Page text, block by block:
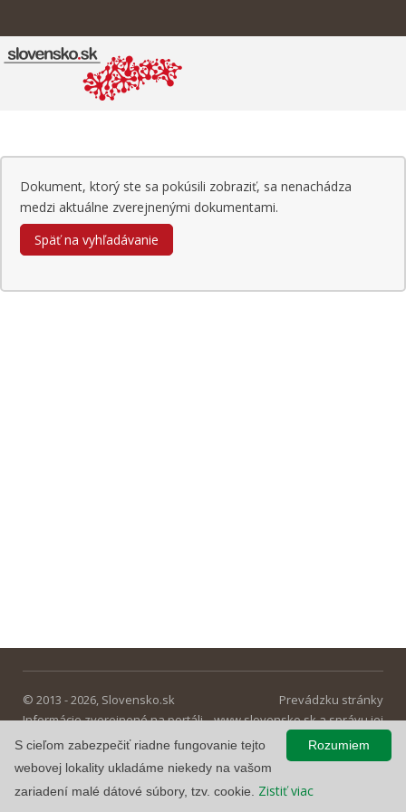
Dokument, ktorý ste sa pokúsili zobraziť, sa nenachádza
medzi aktuálne zverejnenými dokumentami.
Späť na vyhľadávanie
© 2013 - 2026, Slovensko.sk
Informácie zverejnené na portáli
majú informatívny charakter.
Prevádzku stránky
www.slovensko.sk a správu jej
obsahu zabezpečuje
Národná agentúra pre sieťové a
Rozumiem
S cieľom zabezpečiť riadne fungovanie tejto
webovej lokality ukladáme niekedy na vašom
zariadení malé dátové súbory, tzv. cookie. Zistiť viac